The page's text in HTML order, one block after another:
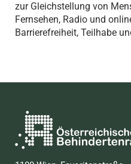
zur Gleichstellung von
Fernsehen, Radio und
Barrierefreiheit, Teilhabe